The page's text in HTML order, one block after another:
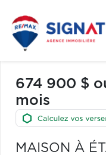
674 900 $
mois
MAISON À